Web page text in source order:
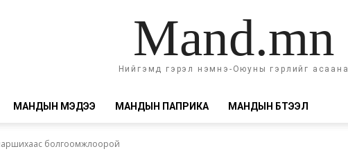
Mand.mn
Нийгэмд гэрэл нэмнэ-Оюуны гэрлийг асаана
МАНДЫН МЭДЭЭ МАНДЫН ПАПРИКА МАНДЫН БҮТЭЭЛ
болгоомжлоорой